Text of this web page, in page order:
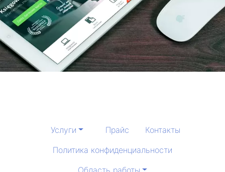
Услуги Прайс
Контакты
Политика конфиденциальности
Область работы